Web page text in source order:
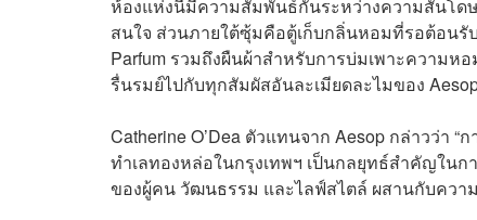
ห้องแห่งนี้มีความสัมพันธ์กันระหว่างความสันโด
สนใจ ส่วนภายใต้ซุ้มคือตู้เก็บกลิ่นหอมที่รอต้อนรั
Parfum รวมถึงผืนผ้าสำหรับการบ่มเพาะความ
รื่นรมย์ไปกับทุกสัมผัสอันละเมียดละไมของ
Catherine O’Dea ตัวแทนจาก Aesop กล่าวว่า
ทำเลทองหล่อในกรุงเทพฯ เป็นกลยุทธ์สำคัญใน
ของผู้คน วัฒนธรรม และไลฟ์สไตล์ ผสานกับควา